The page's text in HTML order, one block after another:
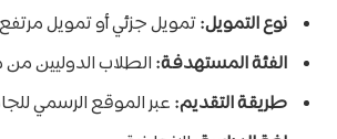
نوع التمويل:تمويل جزئي أو تمويل
الفئة المستهدفة: الطلاب الدوليين
طريقة التقديم: عبر الموقع الرسمي